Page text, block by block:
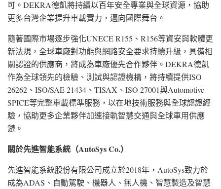
可。DEKRA德凱將持續以百年安全專業與全球資源，協助
更多台灣企業提升車載實力，邁向國際舞台。
隨著國際市場逐步強化UNECE R155、R156等資安與軟體更
新法規，全球車廠對功能與網路安全要求持續升級，具備相
關認證的供應商，將成為車廠優先合作夥伴。DEKRA德凱
作為全球領先的檢驗、測試與認證機構，將持續提供ISO
26262、ISO/SAE 21434、TISAX、ISO 27001與Automotive
SPICE等完整車載標準服務，以在地技術服務與全球認證經
驗，協助更多企業夥伴加速接軌智慧交通與全球車用供應
鏈。
關於先進智能系統（AutoSys Co.）
先進智能系統股份有限公司成立於2018年，AutoSys致力於
成為ADAS、自動駕駛、機器人、無人機、智慧製造及智慧